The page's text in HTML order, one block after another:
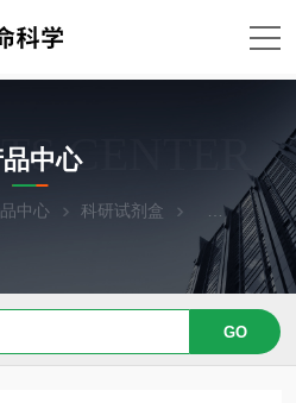
CENTER
中心
中心 科研试剂盒 ELISA试剂盒